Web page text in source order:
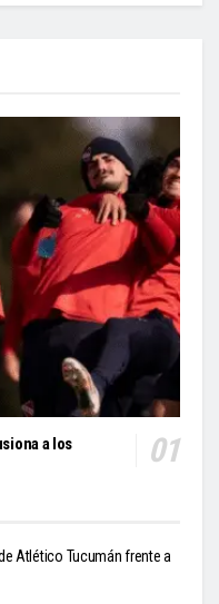
a los
Atlético Tucumán frente a